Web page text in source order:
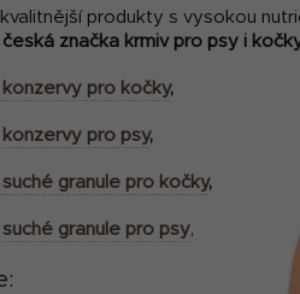
produkty s vysokou
značka krmiv pro psy i
pro kočky,
pro psy,
granule pro kočky,
granule pro psy,